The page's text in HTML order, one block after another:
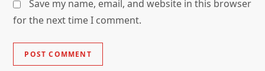
Save my name, email, and website in this browser
for the next time I comment.